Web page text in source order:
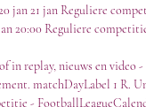
jan 21 jan Reguliere
20:00 Reguliere
in replay, nieuws en
matchDayLabel 1 R.
-